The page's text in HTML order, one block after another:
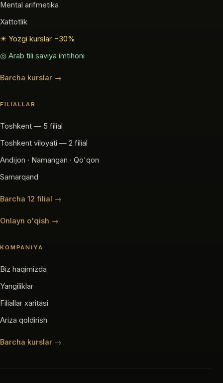
Mental arifmetika
Xattotlik
☀ Yozgi kurslar −30%
◎ Arab tili saviya imtihoni
Barcha kurslar →
FILIALLAR
Toshkent — 5 filial
Toshkent viloyati — 2 filial
Andijon · Namangan · Qo'qon
Samarqand
Barcha 12 filial →
Onlayn o'qish →
KOMPANIYA
Biz haqimizda
Yangiliklar
Filiallar xaritasi
Ariza qoldirish
Barcha kurslar →